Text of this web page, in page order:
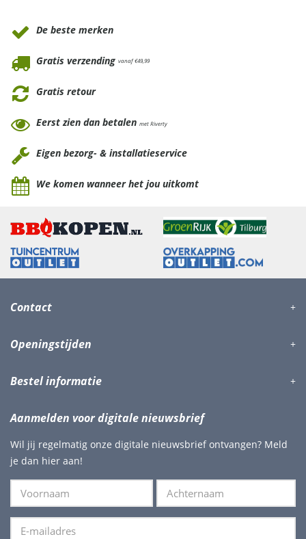
De beste merken
Gratis verzending vanaf €49,99
Gratis retour
Eerst zien dan betalen met Riverty
Eigen bezorg- & installatieservice
We komen wanneer het jou uitkomt
Contact
Openingstijden
Bestel informatie
Aanmelden voor digitale nieuwsbrief
Wil jij regelmatig onze digitale nieuwsbrief ontvangen? Meld
je dan hier aan!